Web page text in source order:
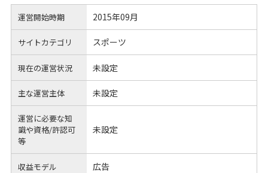
運営開始時期 2015年09月
サイトカテゴリ スポーツ
現在の運営状況 未設定
主な運営主体 未設定
運営に必要な知
識や資格/許認可
等
未設定
収益モデル 広告